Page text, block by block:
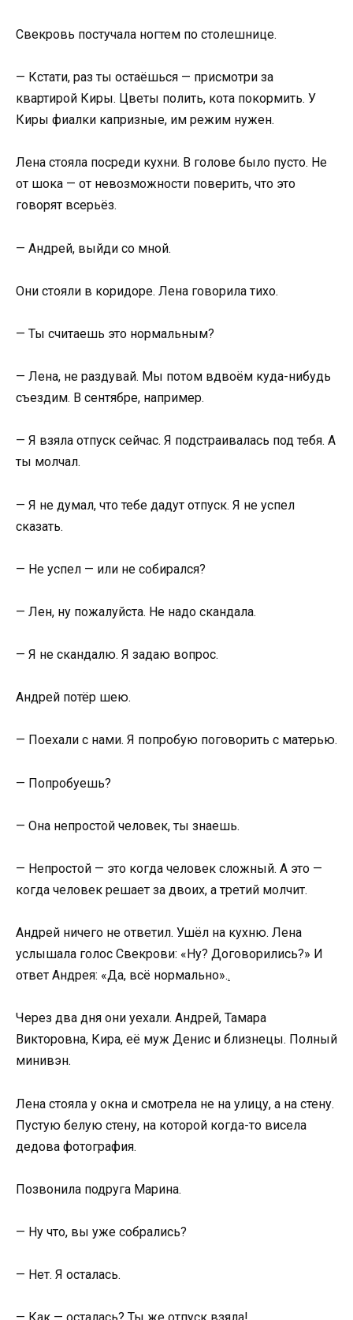
Свекровь постучала ногтем по столешнице.
— Кстати, раз ты остаёшься — присмотри за
квартирой Киры. Цветы полить, кота покормить. У
Киры фиалки капризные, им режим нужен.
Лена стояла посреди кухни. В голове было пусто. Не
от шока — от невозможности поверить, что это
говорят всерьёз.
— Андрей, выйди со мной.
Они стояли в коридоре. Лена говорила тихо.
— Ты считаешь это нормальным?
— Лена, не раздувай. Мы потом вдвоём куда-нибудь
съездим. В сентябре, например.
— Я взяла отпуск сейчас. Я подстраивалась под тебя. А
ты молчал.
— Я не думал, что тебе дадут отпуск. Я не успел
сказать.
— Не успел — или не собирался?
— Лен, ну пожалуйста. Не надо скандала.
— Я не скандалю. Я задаю вопрос.
Андрей потёр шею.
— Поехали с нами. Я попробую поговорить с матерью.
— Попробуешь?
— Она непростой человек, ты знаешь.
— Непростой — это когда человек сложный. А это —
когда человек решает за двоих, а третий молчит.
Андрей ничего не ответил. Ушёл на кухню. Лена
услышала голос Свекрови: «Ну? Договорились?» И
ответ Андрея: «Да, всё нормально»..
Через два дня они уехали. Андрей, Тамара
Викторовна, Кира, её муж Денис и близнецы. Полный
минивэн.
Лена стояла у окна и смотрела не на улицу, а на стену.
Пустую белую стену, на которой когда-то висела
дедова фотография.
Позвонила подруга Марина.
— Ну что, вы уже собрались?
— Нет. Я осталась.